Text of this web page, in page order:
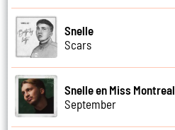
Snelle
Scars
Snelle en Miss Montreal
September